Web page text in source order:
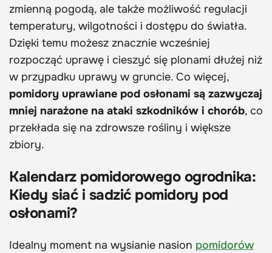
zmienną pogodą, ale także możliwość regulacji
temperatury, wilgotności i dostępu do światła.
Dzięki temu możesz znacznie wcześniej
rozpocząć uprawę i cieszyć się plonami dłużej niż
w przypadku uprawy w gruncie. Co więcej,
pomidory uprawiane pod osłonami są zazwyczaj
mniej narażone na ataki szkodników i chorób, co
przekłada się na zdrowsze rośliny i większe
zbiory.
Kalendarz pomidorowego ogrodnika:
Kiedy siać i sadzić pomidory pod
osłonami?
Idealny moment na wysianie nasion pomidorów